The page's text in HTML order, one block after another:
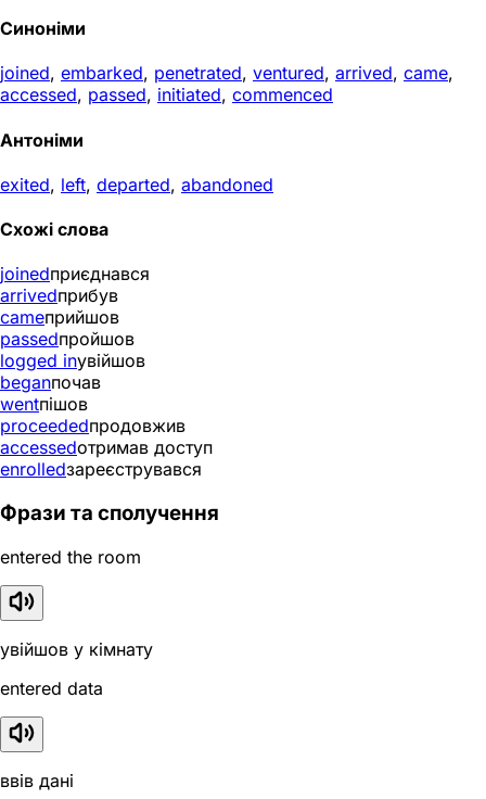
Синоніми
joined, embarked, penetrated, ventured, arrived, came,
accessed, passed, initiated, commenced
Антоніми
exited, left, departed, abandoned
Схожі слова
joinedприєднався
arrivedприбув
cameприйшов
passedпройшов
logged inувійшов
beganпочав
wentпішов
proceededпродовжив
accessedотримав доступ
enrolledзареєструвався
Фрази та сполучення
entered the room
увійшов у кімнату
entered data
ввів дані